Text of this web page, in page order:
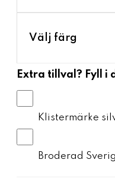
Välj färg
Extra tillval? Fyll i
Klistermärke
Broderad